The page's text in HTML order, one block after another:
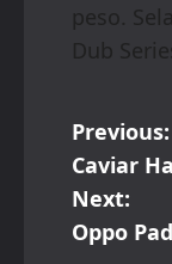
peso.
Dub
P
o
s
Previous:
Caviar
Next:
Oppo